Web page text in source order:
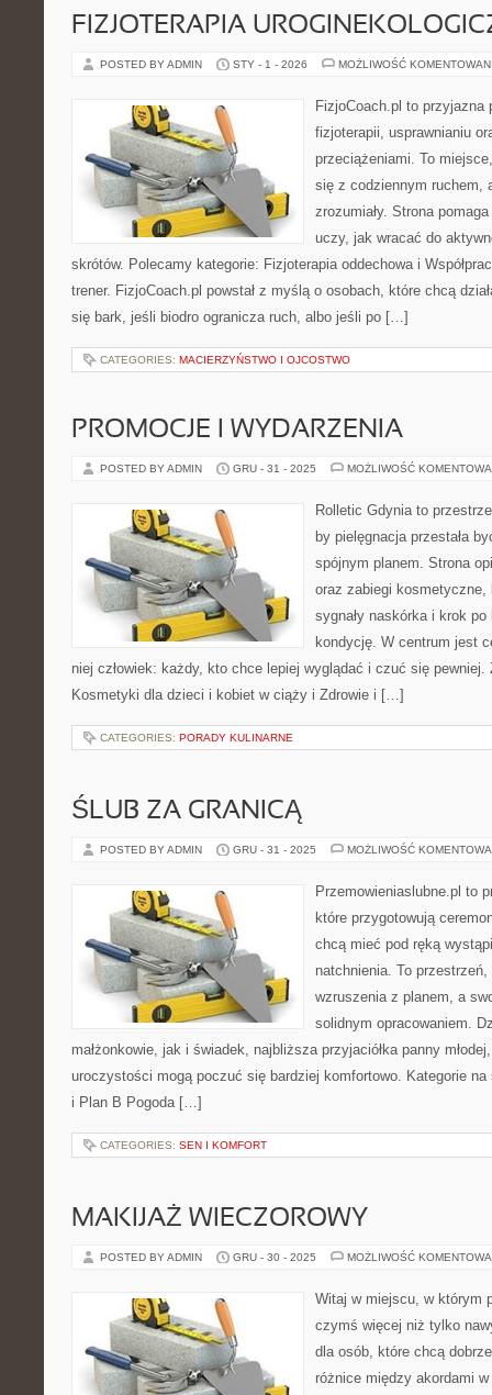
FIZJOTERAPIA
POSTED BY ADMIN STY - 1 - 2026 MOŻLIWOŚĆ
FizjoCoach.pl to przyjazna
fizjoterapii, usprawnianiu
przeciążeniami. To
się z codziennym ruchem,
zrozumiały. Strona
uczy, jak wracać do
skrótów. Polecamy kategorie: Fizjoterapia oddechowa i
trener. FizjoCoach.pl powstał z myślą o osobach, które chcą
się bark, jeśli biodro ogranicza ruch, albo jeśli po […]
CATEGORIES: MACIERZYŃSTWO I OJCOSTWO
PROMOCJE I WYDARZENIA
POSTED BY ADMIN GRU - 31 - 2025 MOŻLIWOŚĆ
Rolletic Gdynia to
by pielęgnacja przestała
spójnym planem. Strona
oraz zabiegi
sygnały naskórka i krok
kondycję. W centrum jest
niej człowiek: każdy, kto chce lepiej wyglądać i czuć się pewniej.
Kosmetyki dla dzieci i kobiet w ciąży i Zdrowie i […]
CATEGORIES: PORADY KULINARNE
ŚLUB ZA GRANICĄ
POSTED BY ADMIN GRU - 31 - 2025 MOŻLIWOŚĆ
Przemowieniaslubne.pl to
które przygotowują
chcą mieć pod ręką
natchnienia. To przestrzeń,
wzruszenia z planem, a
solidnym opracowaniem.
małżonkowie, jak i świadek, najbliższa przyjaciółka panny
uroczystości mogą poczuć się bardziej komfortowo. Kategorie
i Plan B Pogoda […]
CATEGORIES: SEN I KOMFORT
MAKIJAŻ WIECZOROWY
POSTED BY ADMIN GRU - 30 - 2025 MOŻLIWOŚĆ
Witaj w miejscu, w którym
czymś więcej niż tylko
dla osób, które chcą
różnice między akordami